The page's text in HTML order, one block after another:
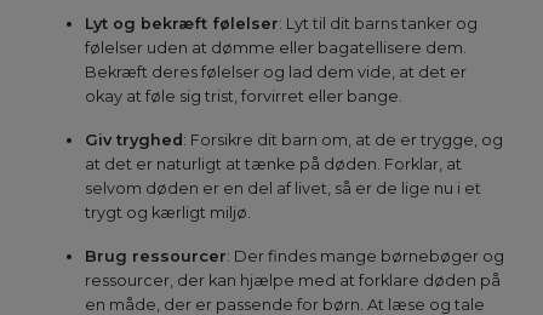
Lyt og bekræft følelser: Lyt til dit barns tanker og
følelser uden at dømme eller bagatellisere dem.
Bekræft deres følelser og lad dem vide, at det er
okay at føle sig trist, forvirret eller bange.
Giv tryghed: Forsikre dit barn om, at de er trygge, og
at det er naturligt at tænke på døden. Forklar, at
selvom døden er en del af livet, så er de lige nu i et
trygt og kærligt miljø.
Brug ressourcer: Der findes mange børnebøger og
ressourcer, der kan hjælpe med at forklare døden på
en måde, der er passende for børn. At læse og tale